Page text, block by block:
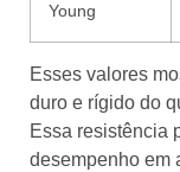
Young
Esses valores
duro e rígido do
Essa resistência
desempenho em